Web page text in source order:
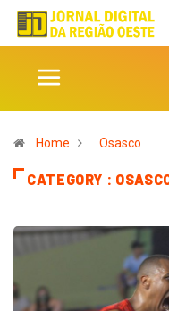
Home Osasco
CATEGORY :